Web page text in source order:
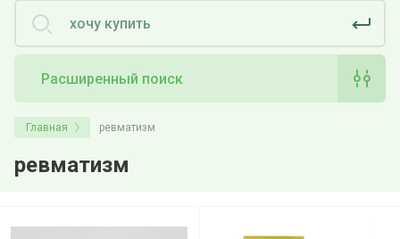
Расширенный поиск
Главная ревматизм
ревматизм